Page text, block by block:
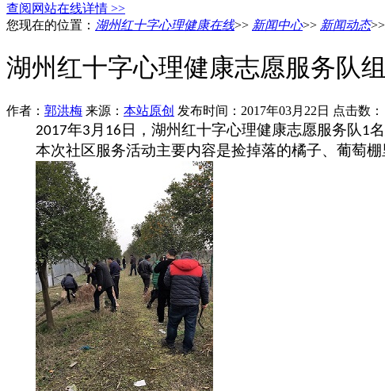
查阅网站在线详情 >>
您现在的位置： 湖州红十字心理健康在线>> 新闻中心>> 新闻动态>>
湖州红十字心理健康志愿服务队
作者： 郭洪梅 来源： 本站原创 发布时间：2017年03月22日 点击数：
2017年3 月 16 日，湖州红十字心理健康志愿服务队 1
本次社区服务活动主要内容是捡掉落的橘子、葡萄